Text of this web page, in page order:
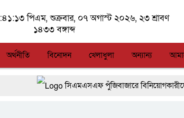
পিএম, শুক্রবার, ০৭ অগাস্ট ২০২৬, ২৩ শ্রাবণ
১৪৩৩ বঙ্গাব্দ
অর্থনীতি বিনোদন খেলাধুলা অন্যান্য
সিএমএসএফ পুঁজিবাজারে বিনিয়োগকারীদের